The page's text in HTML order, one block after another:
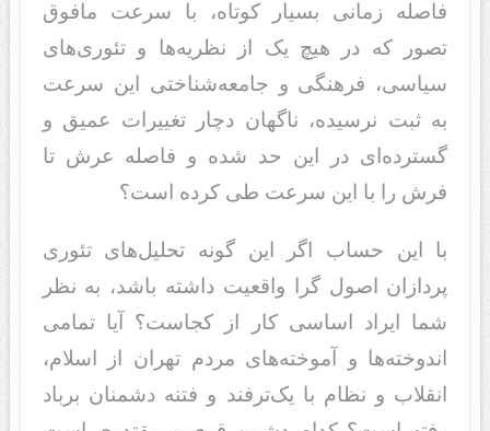
فاصله زمانی بسیار کوتاه، با سرعت مافوق
تصور که در هیچ یک از نظریه‌ها و تئوری‌های
سیاسی، فرهنگی و جامعه‌شناختی این سرعت
به ثبت نرسیده، ناگهان دچار تغییرات عمیق و
گسترده‌ای در این حد شده و فاصله عرش تا
فرش را با این سرعت طی کرده است؟
با این حساب اگر این گونه تحلیل‌های تئوری
پردازان اصول گرا واقعیت داشته باشد، به نظر
شما ایراد اساسی کار از کجاست؟ آیا تمامی
اندوخته‌ها و آموخته‌های مردم تهران از اسلام،
انقلاب و نظام با یک‌ترفند و فتنه دشمنان برباد